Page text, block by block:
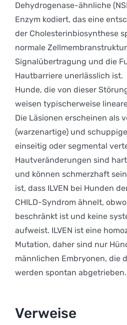
Dehydrogenase-ähnliche
Enzym kodiert, das eine
der Cholesterinbiosynthese
normale
Signalübertragung und die
Hautbarriere unerlässlich ist.
Hunde, die von dieser
weisen typischerweise
Die Läsionen erscheinen als
(warzenartige) und
einseitig oder segmental
Hautveränderungen sind
und können schmerzhaft
ist, dass ILVEN bei Hunden
CHILD-Syndrom ähnelt,
beschränkt ist und keine
aufweist. ILVEN ist eine
Mutation, daher sind nur
männlichen Embryonen, die
werden spontan abgetrieben.
Verweise